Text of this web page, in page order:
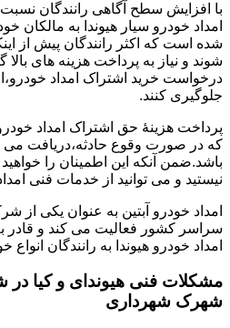
با افزایش سطح آگاهی رانندگان
امداد خودرو سیار هیوندا به مالکان
شده است که اکثر رانندگان پیش از
شوند و نیاز به پرداخت هزینه های بالا
درخواست خرید اشتراک امداد
جلوگیری کنند.
پرداخت هزینۀ حق اشتراک امداد
که در صورت وقوع حادثه،دریافت می
باشد.ضمن آنکه این اطمینان را
نیستید و می توانید از خدمات فنی
امداد خودرو آبتین به عنوان یکی از
سراسر کشور فعالیت می کند و قادر
امداد خودرو هیوندا به رانندگان
مشکلات فنی هیوندای و کیا
شهرک شهرداری